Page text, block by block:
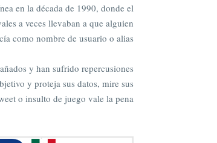
en la década de 1990, donde el
a veces llevaban a que alguien
como nombre de usuario o alias.
y han sufrido repercusiones
y proteja sus datos, mire sus
o insulto de juego vale la pena.